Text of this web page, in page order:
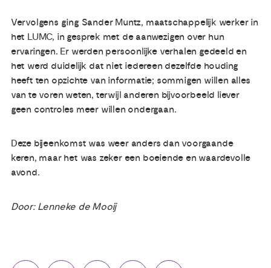
Vervolgens ging Sander Muntz, maatschappelijk werker in
het LUMC, in gesprek met de aanwezigen over hun
ervaringen. Er werden persoonlijke verhalen gedeeld en
het werd duidelijk dat niet iedereen dezelfde houding
heeft ten opzichte van informatie; sommigen willen alles
van te voren weten, terwijl anderen bijvoorbeeld liever
geen controles meer willen ondergaan.
Deze bijeenkomst was weer anders dan voorgaande
keren, maar het was zeker een boeiende en waardevolle
avond.
Door: Lenneke de Mooij